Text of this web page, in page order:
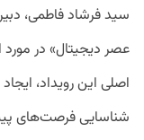
سید فرشاد فاطمی،
عصر دیجیتال» در
اصلی این رویداد،
شناسایی فرصت‌های